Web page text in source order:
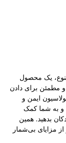
یک محصول
مطمئن برای دادن
ایمن و
و به شما کمک
بدهید. همین
مزایای بی‌شمار